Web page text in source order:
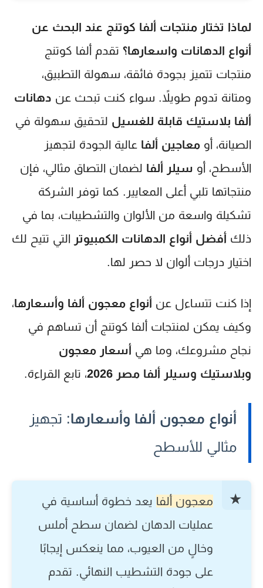
لماذا تختار منتجات ألفا كوتنج عند البحث عن
أنواع الدهانات واسعارها؟ تقدم ألفا كوتنج
منتجات تتميز بجودة فائقة، سهولة التطبيق،
ومتانة تدوم طويلاً. سواء كنت تبحث عن دهانات
ألفا بلاستيك قابلة للغسيل لتحقيق سهولة في
الصيانة، أو معاجين ألفا عالية الجودة لتجهيز
الأسطح، أو سيلر ألفا لضمان التصاق مثالي، فإن
منتجاتها تلبي أعلى المعايير. كما توفر الشركة
تشكيلة واسعة من الألوان والتشطيبات، بما في
ذلك أفضل أنواع الدهانات الكمبيوتر التي تتيح لك
اختيار درجات ألوان لا حصر لها.
إذا كنت تتساءل عن أنواع معجون ألفا وأسعارها،
وكيف يمكن لمنتجات ألفا كوتنج أن تساهم في
نجاح مشروعك، وما هي أسعار معجون
وبلاستيك وسيلر ألفا مصر 2026
، تابع القراءة.
أنواع معجون ألفا وأسعارها: تجهيز
مثالي للأسطح
معجون ألفا يعد خطوة أساسية في
عمليات الدهان لضمان سطح أملس
وخالٍ من العيوب، مما ينعكس إيجابًا
على جودة التشطيب النهائي. تقدم